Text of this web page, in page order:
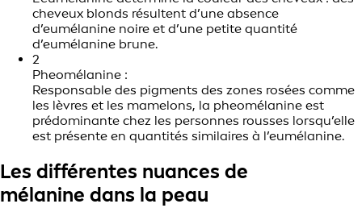
cheveux blonds résultent d’une absence
d’eumélanine noire et d’une petite quantité
d’eumélanine brune.
2
Pheomélanine :
Responsable des pigments des zones rosées comme
les lèvres et les mamelons, la pheomélanine est
prédominante chez les personnes rousses lorsqu’elle
est présente en quantités similaires à l’eumélanine.
Les différentes nuances de
mélanine dans la peau